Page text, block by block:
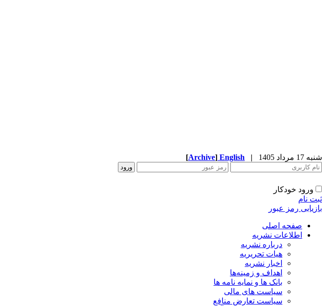
شنبه 17 مرداد 1405 |
English
[Archive]
ورود خودکار
ثبت نام
بازیابی رمز عبور
صفحه اصلی
اطلاعات نشریه
درباره نشریه
هیات تحریریه
اخبار نشریه
اهداف و زمینه‌ها
بانک ها و نمایه نامه ها
سیاست های مالی
سیاست تعارض منافع